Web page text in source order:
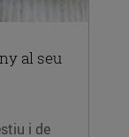
al seu
i de